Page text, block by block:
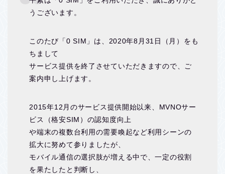
うございます。
このたび「0 SIM」は、2020年8月31日（月）をも
ちまして
サービス提供を終了させていただきますので、ご
案内申し上げます。
2015年12月のサービス提供開始以来、MVNOサー
ビス（格安SIM）の認知度向上
や端末の複数台利用の需要喚起など利用シーンの
拡大に努めて参りましたが、
モバイル通信の選択肢が増える中で、一定の役割
を果たしたと判断し、